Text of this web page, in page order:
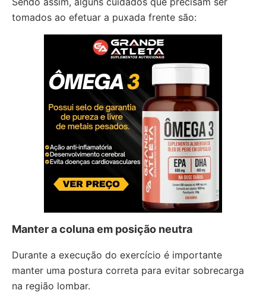
tomados ao efetuar a puxada frente são:
Manter a coluna em posição neutra
Durante a execução do exercício é importante
manter uma postura correta para evitar sobrecarga
na região lombar.